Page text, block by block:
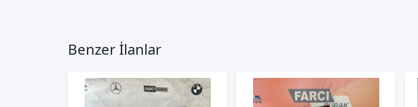
Benzer İlanlar